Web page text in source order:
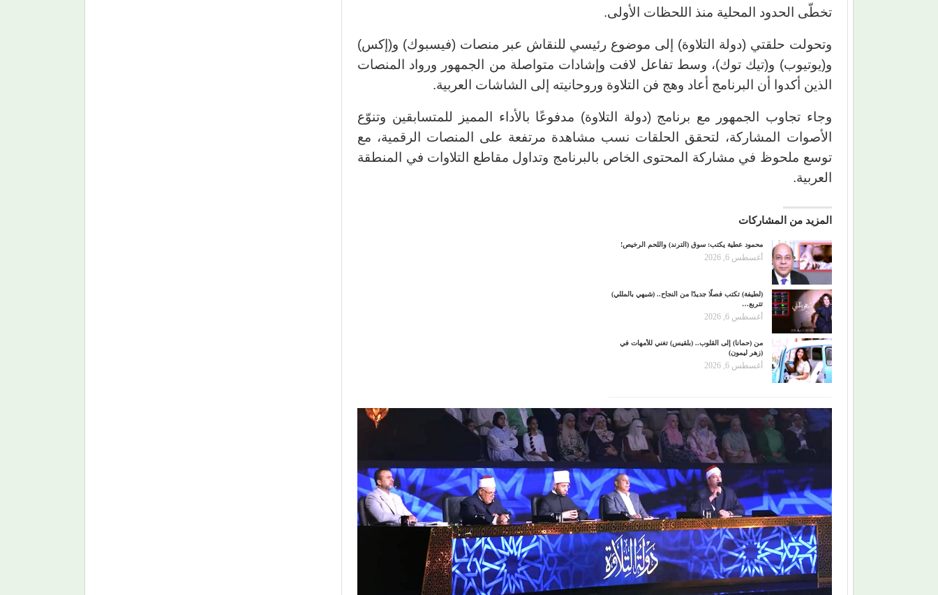
تخطّى الحدود المحلية منذ اللحظات الأولى.
وتحولت حلقتي (دولة التلاوة) إلى موضوع رئيسي للنقاش عبر منصات (فيسبوك) و(إكس)
و(يوتيوب) و(تيك توك)، وسط تفاعل لافت وإشادات متواصلة من الجمهور ورواد المنصات
الذين أكدوا أن البرنامج أعاد وهج فن التلاوة وروحانيته إلى الشاشات العربية.
وجاء تجاوب الجمهور مع برنامج (دولة التلاوة) مدفوعًا بالأداء المميز للمتسابقين وتنوّع
الأصوات المشاركة، لتحقق الحلقات نسب مشاهدة مرتفعة على المنصات الرقمية، مع
توسع ملحوظ في مشاركة المحتوى الخاص بالبرنامج وتداول مقاطع التلاوات في المنطقة
العربية.
المزيد من المشاركات
محمود عطية يكتب: سوق (الترند) واللحم الرخيص!
أغسطس 6, 2026
(لطيفة) تكتب فصلًا جديدًا من النجاح.. (شبهي بالمللي)
تتربع…
أغسطس 6, 2026
من (حمانا) إلى القلوب.. (بلقيس) تغني للأمهات في
(زهر ليمون)
أغسطس 6, 2026